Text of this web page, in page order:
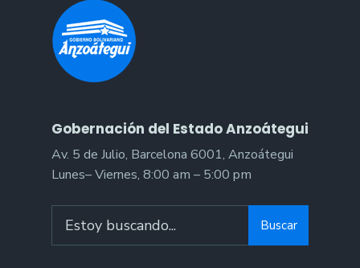
Gobernación del Estado Anzoátegui
Av. 5 de Julio, Barcelona 6001, Anzoátegui
Lunes– Viernes, 8:00 am – 5:00 pm
Buscar